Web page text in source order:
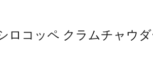
ロコッペ クラムチャウ